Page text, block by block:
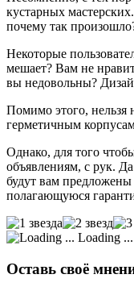
кустарных
почему так
Некоторые
мешает? Вам не
вы недовольны?
Помимо этого, нельзя
герметичным
Однако, для того
объявлениям, с рук.
будут вам
полагающуюся
Loading ...
Оставь своё